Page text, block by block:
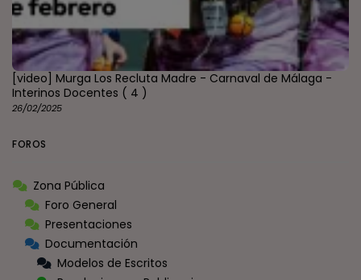
[video] Murga Los Recluta Madre - Carnaval de Málaga -
Interinos Docentes ( 4 )
26/02/2025
FOROS
Zona Pública
Foro General
Presentaciones
Documentación
Modelos de Escritos